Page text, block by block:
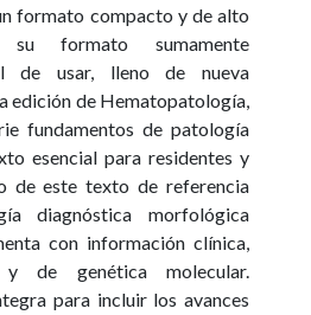
formato compacto y de alto
su formato sumamente
de usar, lleno de nueva
edición de Hematopatología,
fundamentos de patología
esencial para residentes y
de este texto de referencia
diagnóstica morfológica
con información clínica,
y de genética molecular.
para incluir los avances